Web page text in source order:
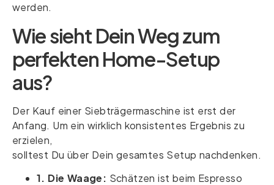
werden.
Wie sieht Dein Weg zum
perfekten Home-Setup
aus?
Der Kauf einer Siebträgermaschine ist erst der
Anfang. Um ein wirklich konsistentes Ergebnis zu
erzielen,
solltest Du über Dein gesamtes Setup nachdenken.
1. Die Waage: Schätzen ist beim Espresso